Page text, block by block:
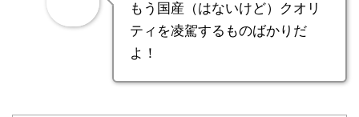
もう国産（はないけど）クオリ
ティを凌駕するものばかりだ
よ！